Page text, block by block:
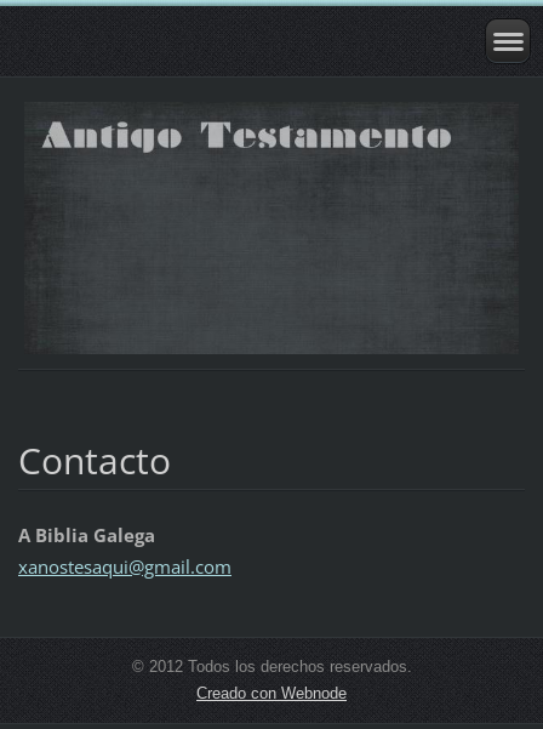
Contacto
A Biblia Galega
xanostesaqui@gmail.com
© 2012 Todos los derechos reservados.
Creado con Webnode